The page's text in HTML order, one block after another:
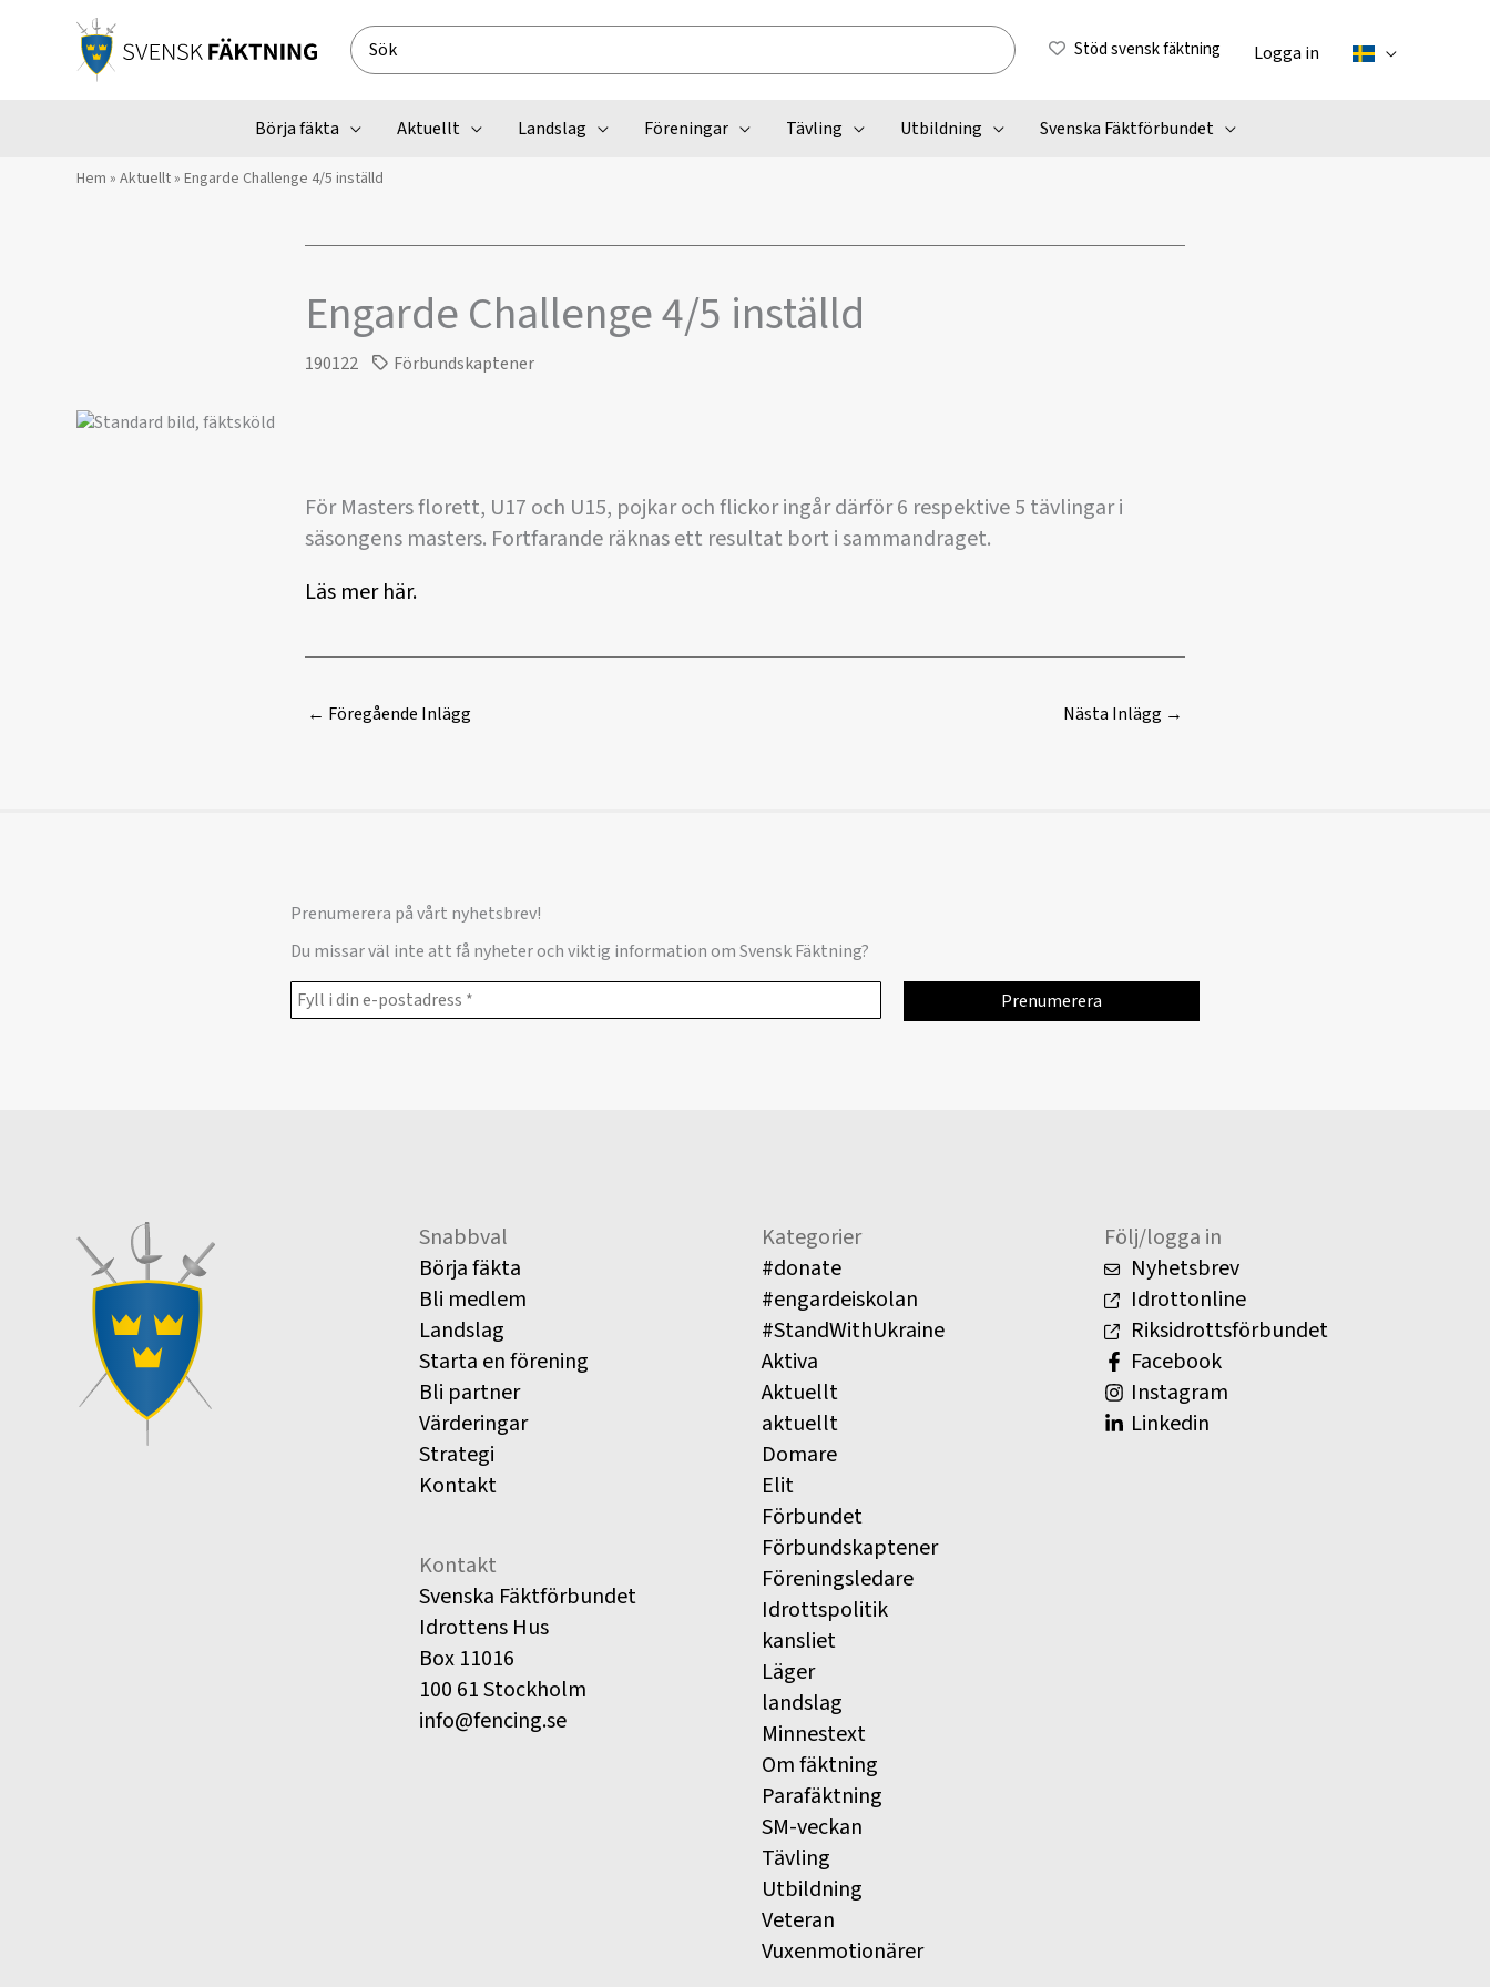
Search
for:
Stöd svensk fäktning Logga in
Börja fäkta Aktuellt Landslag Föreningar Tävling Utbildning Svenska Fäktförbundet
Hem » Aktuellt» Engarde Challenge 4/5 inställd
Engarde Challenge 4/5 inställd
190122 Förbundskaptener
För Masters florett, U17 och U15, pojkar och flickor ingår därför 6 respektive 5 tävlingar i
säsongens masters. Fortfarande räknas ett resultat bort i sammandraget.
Läs mer här.
← Föregående Inlägg Nästa Inlägg →
Prenumerera på vårt nyhetsbrev!
Du missar väl inte att få nyheter och viktig information om Svensk Fäktning?
Snabbval
Börja fäkta
Bli medlem
Landslag
Starta en förening
Bli partner
Värderingar
Strategi
Kontakt
Kontakt
Svenska Fäktförbundet
Idrottens Hus
Box 11016
100 61 Stockholm
info@fencing.se
Kategorier
#donate
#engardeiskolan
#StandWithUkraine
Aktiva
Aktuellt
aktuellt
Domare
Elit
Förbundet
Förbundskaptener
Föreningsledare
Idrottspolitik
kansliet
Läger
landslag
Minnestext
Om fäktning
Parafäktning
SM-veckan
Tävling
Utbildning
Veteran
Vuxenmotionärer
Följ/logga in
Nyhetsbrev
Idrottonline
Riksidrottsförbundet
Facebook
Instagram
Linkedin